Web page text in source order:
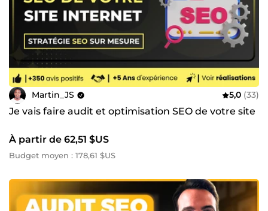
Martin_JS 5,0 (33)
Je vais faire audit et optimisation SEO de votre site
À partir de 62,51 $US
Budget moyen : 178,61 $US